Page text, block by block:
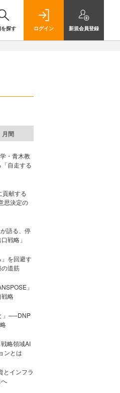
探す ログイン 新規会員登録
月間
・青木教
自走する
貢献する
思決定の
語る、停
戦略」
」を回避す
道筋
」
戦略
」──DNP
略領域AI
ンとは
とインフラ